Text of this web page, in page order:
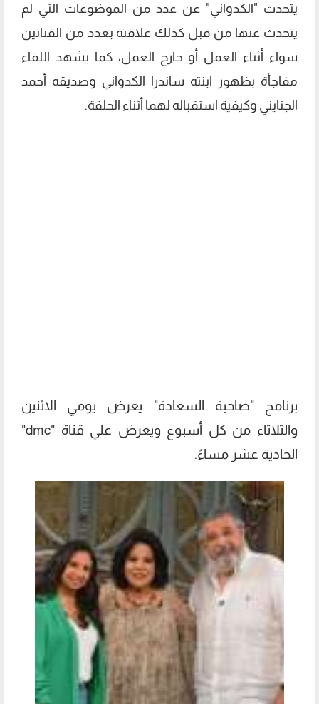
يتحدث "الكدواني" عن عدد من الموضوعات التي لم
يتحدث عنها من قبل كذلك علاقته بعدد من الفنانين
سواء أثناء العمل أو خارج العمل، كما يشهد اللقاء
مفاجأة بظهور ابنته ساندرا الكدواني وصديقه أحمد
الجنايني وكيفية استقباله لهما أثناء الحلقة.
برنامج "صاحبة السعادة" يعرض يومي الاثنين
والثلاثاء من كل أسبوع ويعرض علي قناة ‏"dmc"
الحادية عشر مساءً.